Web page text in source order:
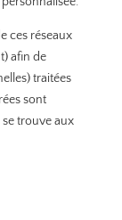
ces réseaux
afin de
traitées
sont
trouve aux